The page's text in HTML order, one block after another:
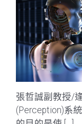
張哲誠副教授/
(Perception)系